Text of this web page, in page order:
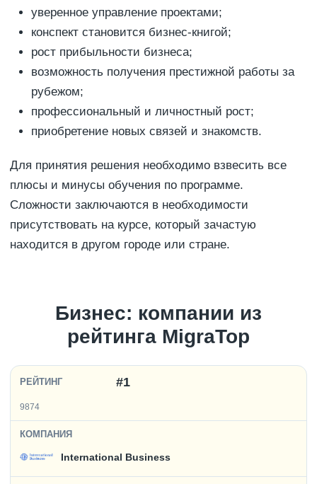
уверенное управление проектами;
конспект становится бизнес-книгой;
рост прибыльности бизнеса;
возможность получения престижной работы за
рубежом;
профессиональный и личностный рост;
приобретение новых связей и знакомств.
Для принятия решения необходимо взвесить все
плюсы и минусы обучения по программе.
Сложности заключаются в необходимости
присутствовать на курсе, который зачастую
находится в другом городе или стране.
Бизнес: компании из
рейтинга MigraTop
#1
9874
International Business